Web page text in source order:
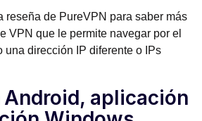
reseña de PureVPN para saber más
VPN que le permite navegar por el
una dirección IP diferente o IPs
aplicación